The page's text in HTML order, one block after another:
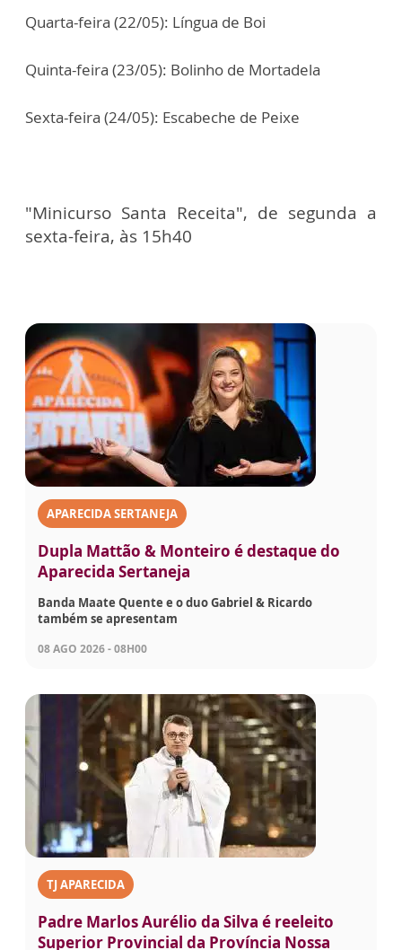
Quarta-feira (22/05): Língua de Boi
Quinta-feira (23/05): Bolinho de Mortadela
Sexta-feira (24/05): Escabeche de Peixe
"Minicurso Santa Receita", de segunda a
sexta-feira, às 15h40
APARECIDA SERTANEJA
Dupla Mattão & Monteiro é destaque do
Aparecida Sertaneja
Banda Maate Quente e o duo Gabriel & Ricardo
também se apresentam
08 AGO 2026 - 08H00
TJ APARECIDA
Padre Marlos Aurélio da Silva é reeleito
Superior Provincial da Província Nossa